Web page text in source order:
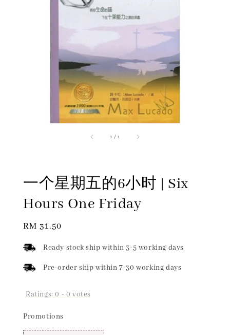
1 /1
一个星期五的6小时 | Six
Hours One Friday
Regular
RM 31.50
Ready stock ship within 3-5 working days
Pre-order ship within 7-30 working days
Ratings:0 - 0 votes
Promotions